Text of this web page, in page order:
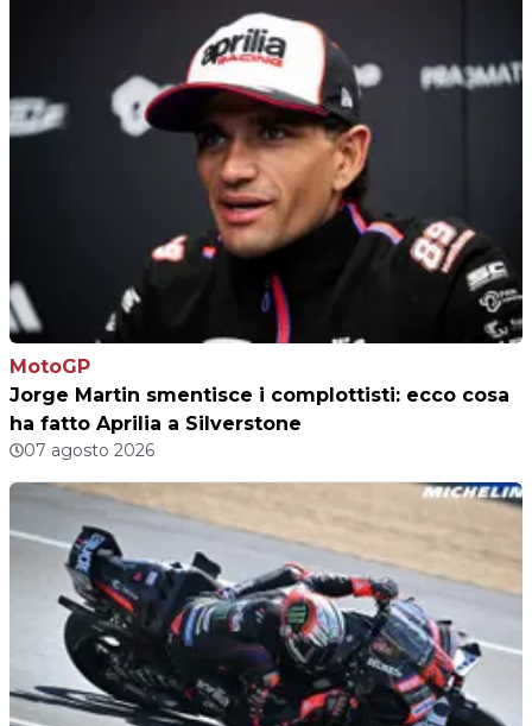
MotoGP
Jorge Martin smentisce i complottisti: ecco cosa
ha fatto Aprilia a Silverstone
07 agosto 2026